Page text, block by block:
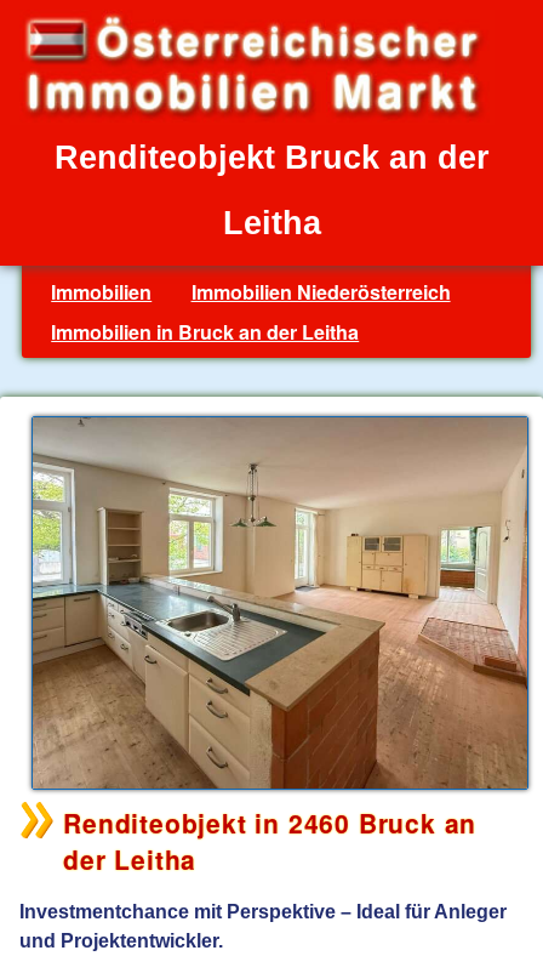
Renditeobjekt Bruck an der
Leitha
Immobilien
Immobilien Niederösterreich
Immobilien in Bruck an der Leitha
Renditeobjekt in 2460 Bruck an
der Leitha
Investmentchance mit Perspektive – Ideal für Anleger
und Projektentwickler.